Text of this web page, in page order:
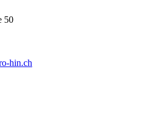
50
hin.ch